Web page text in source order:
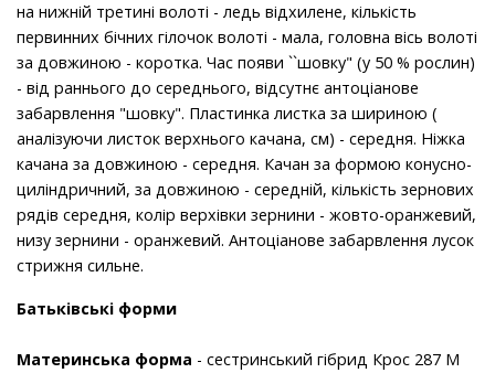
на нижній третині волоті - ледь відхилене, кількість
первинних бічних гілочок волоті - мала, головна вісь волоті
за довжиною - коротка. Час появи ``шовку" (у 50 % рослин)
- від раннього до середнього, відсутнє антоціанове
забарвлення "шовку". Пластинка листка за шириною (
аналізуючи листок верхнього качана, см) - середня. Ніжка
качана за довжиною - середня. Качан за формою конусно-
циліндричний, за довжиною - середній, кількість зернових
рядів середня, колір верхівки зернини - жовто-оранжевий,
низу зернини - оранжевий. Антоціанове забарвлення лусок
стрижня сильне.
Батьківські форми
Материнська форма - сестринський гібрид Крос 287 М